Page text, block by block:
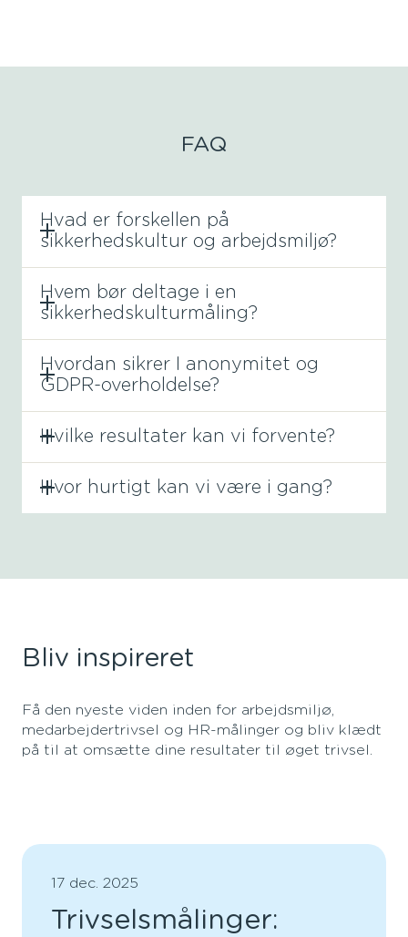
FAQ
Hvad er forskellen på
sikkerhedskultur og arbejdsmiljø?
Hvem bør deltage i en
sikkerhedskulturmåling?
Hvordan sikrer I anonymitet og
GDPR-overholdelse?
Hvilke resultater kan vi forvente?
Hvor hurtigt kan vi være i gang?
Bliv inspireret
Få den nyeste viden inden for arbejdsmiljø,
medarbejdertrivsel og HR-målinger og bliv klædt
på til at omsætte dine resultater til øget trivsel.
17 dec. 2025
Trivselsmålinger: